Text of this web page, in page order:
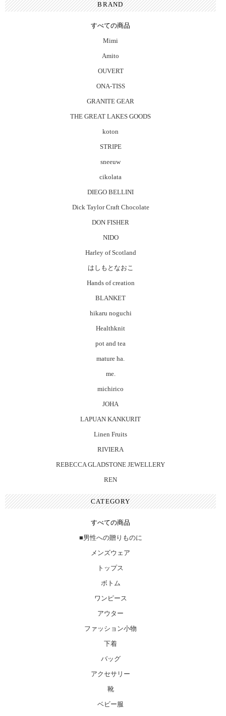
BRAND
すべての商品
Mimi
Amito
OUVERT
ONA-TISS
GRANITE GEAR
THE GREAT LAKES GOODS
koton
STRIPE
sneeuw
cikolata
DIEGO BELLINI
Dick Taylor Craft Chocolate
DON FISHER
NIDO
Harley of Scotland
はしもとなおこ
Hands of creation
BLANKET
hikaru noguchi
Healthknit
pot and tea
mature ha.
me.
michirico
JOHA
LAPUAN KANKURIT
Linen Fruits
RIVIERA
REBECCA GLADSTONE JEWELLERY
REN
CATEGORY
すべての商品
■男性への贈りものに
メンズウェア
トップス
ボトム
ワンピース
アウター
ファッション小物
下着
バッグ
アクセサリー
靴
ベビー服